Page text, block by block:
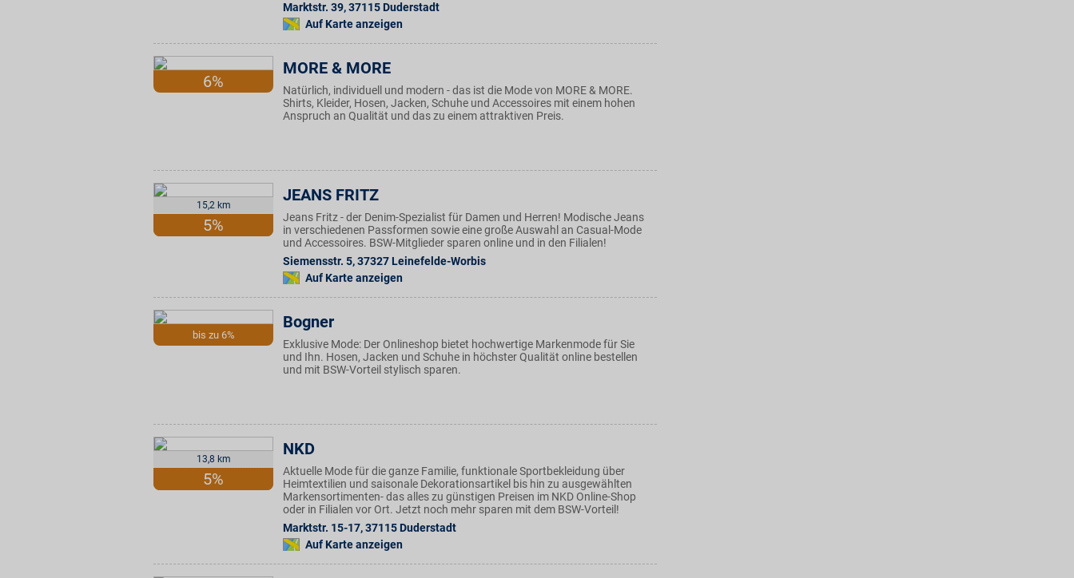
Marktstr. 39,37115 Duderstadt
Auf Karte anzeigen
6%
MORE & MORE
Natürlich, individuell und modern - das ist die Mode von MORE & MORE.
Shirts, Kleider, Hosen, Jacken, Schuhe und Accessoires mit einem hohen
Anspruch an Qualität und das zu einem attraktiven Preis.
15,2 km
5%
JEANS FRITZ
Jeans Fritz - der Denim-Spezialist für Damen und Herren! Modische Jeans
in verschiedenen Passformen sowie eine große Auswahl an Casual-Mode
und Accessoires. BSW-Mitglieder sparen online und in den Filialen!
Siemensstr. 5,37327 Leinefelde-Worbis
Auf Karte anzeigen
bis zu 6%
Bogner
Exklusive Mode: Der Onlineshop bietet hochwertige Markenmode für Sie
und Ihn. Hosen, Jacken und Schuhe in höchster Qualität online bestellen
und mit BSW-Vorteil stylisch sparen.
13,8 km
5%
NKD
Aktuelle Mode für die ganze Familie, funktionale Sportbekleidung über
Heimtextilien und saisonale Dekorationsartikel bis hin zu ausgewählten
Markensortimenten- das alles zu günstigen Preisen im NKD Online-Shop
oder in Filialen vor Ort. Jetzt noch mehr sparen mit dem BSW-Vorteil!
Marktstr. 15-17,37115 Duderstadt
Auf Karte anzeigen